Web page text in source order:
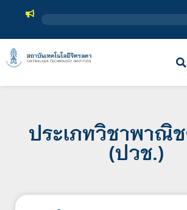
ประเภทวิชาพาณิ
(ปวช.)